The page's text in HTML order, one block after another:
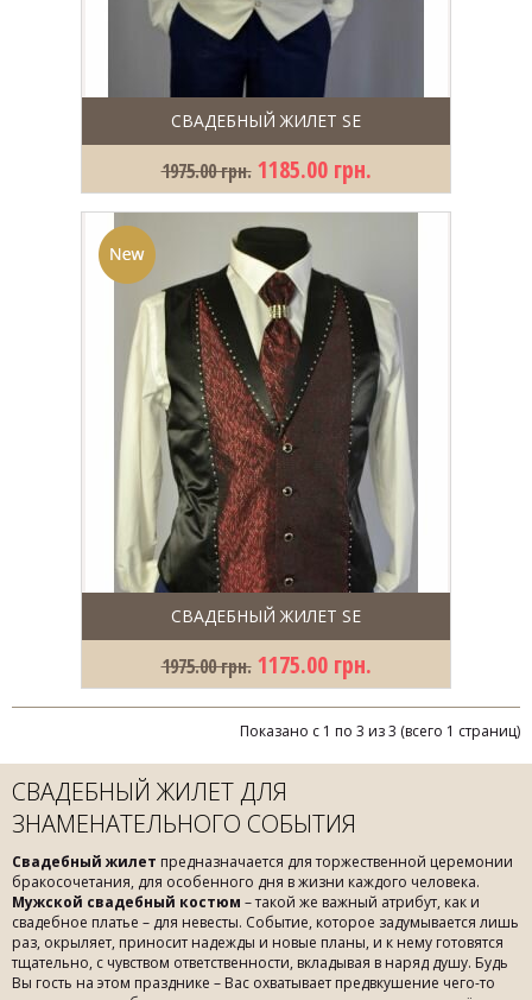
СВАДЕБНЫЙ ЖИЛЕТ SE
1975.00 грн. 1185.00 грн.
СВАДЕБНЫЙ ЖИЛЕТ SE
1975.00 грн. 1175.00 грн.
Показано с 1 по 3 из 3 (всего 1 страниц)
СВАДЕБНЫЙ ЖИЛЕТ ДЛЯ
ЗНАМЕНАТЕЛЬНОГО СОБЫТИЯ
Свадебный жилет предназначается для торжественной церемонии
бракосочетания, для особенного дня в жизни каждого человека.
Мужской свадебный костюм – такой же важный атрибут, как и
свадебное платье – для невесты. Событие, которое задумывается лишь
раз, окрыляет, приносит надежды и новые планы, и к нему готовятся
тщательно, с чувством ответственности, вкладывая в наряд душу. Будь
Вы гость на этом празднике – Вас охватывает предвкушение чего-то